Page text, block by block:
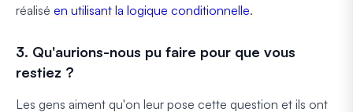
réalisé en utilisant la logique conditionnelle.
3. Qu'aurions-nous pu faire pour que vous
restiez ?
Les gens aiment qu'on leur pose cette question et ils ont